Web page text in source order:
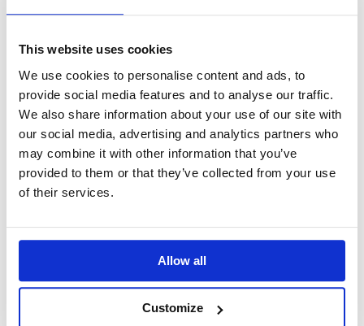
This website uses cookies
We use cookies to personalise content and ads, to
provide social media features and to analyse our traffic.
We also share information about your use of our site with
our social media, advertising and analytics partners who
may combine it with other information that you’ve
provided to them or that they’ve collected from your use
of their services.
Allow all
Customize
tabulé; ricetta estiva fresca e leggera
menta, limone.
Il bulghur solitamente si trova in
commercio già
precotto
, basterà
quindi farlo lessare in acqua bollente
leggermente salata per circa 15 minuti,
prima di poterlo utilizzare in diverse
preparazioni.
particolar modo della
Libano, il grano per il bulghur viene
essiccare e poi tritato più o meno